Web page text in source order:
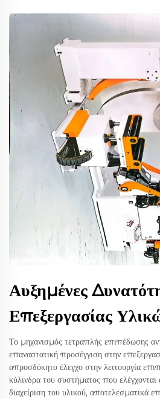
Αυξημένες
Επεξεργασίας
Το μηχανισμός τετραπλής επιπέδωσης
επαναστατική προσέγγιση στην
απροσδόκητο έλεγχο στην λειτουργία
κύλινδρα του συστήματος που
διαχείριση του υλικού, αποτελεσματικά